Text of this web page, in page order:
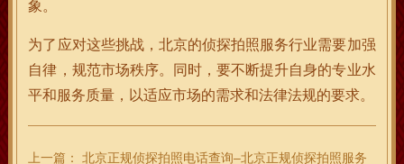
象。
为了应对这些挑战，北京的侦探拍照服务行业需要加强
自律，规范市场秩序。同时，要不断提升自身的专业水
平和服务质量，以适应市场的需求和法律法规的要求。
上一篇： 北京正规侦探拍照电话查询–北京正规侦探拍照服务